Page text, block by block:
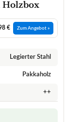
Holzbox
€ Zum Angebot »
Legierter Stahl
Pakkaholz
++